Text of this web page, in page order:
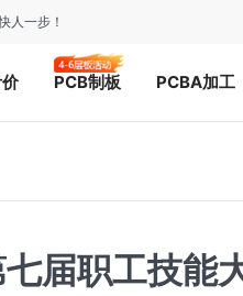
人一步！
PCB制板 PCBA加工
届职工技能